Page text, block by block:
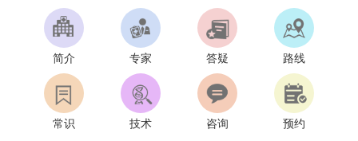
简介 专家 答疑 路线
常识 技术 咨询 预约